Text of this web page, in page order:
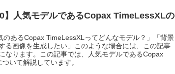
】人気モデルであるCopax TimeLessXLの
のあるCopax TimeLessXLってどんなモデル？」「背景
る画像を生成したい」このような場合には、この記事
なります。この記事では、人気モデルであるCopax
いて解説しています。